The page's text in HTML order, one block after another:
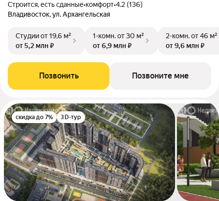
Строится, есть сданные•комфорт•4.2 (136)
Владивосток, ул. Архангельская
Студииот 19,6 м²
от 5,2 млн ₽
1-комн.от 30 м²
от 6,9 млн ₽
2-комн.от 46 м²
от 9,6 млн ₽
Позвонить Позвоните мне
скидка до 7% 3D-тур